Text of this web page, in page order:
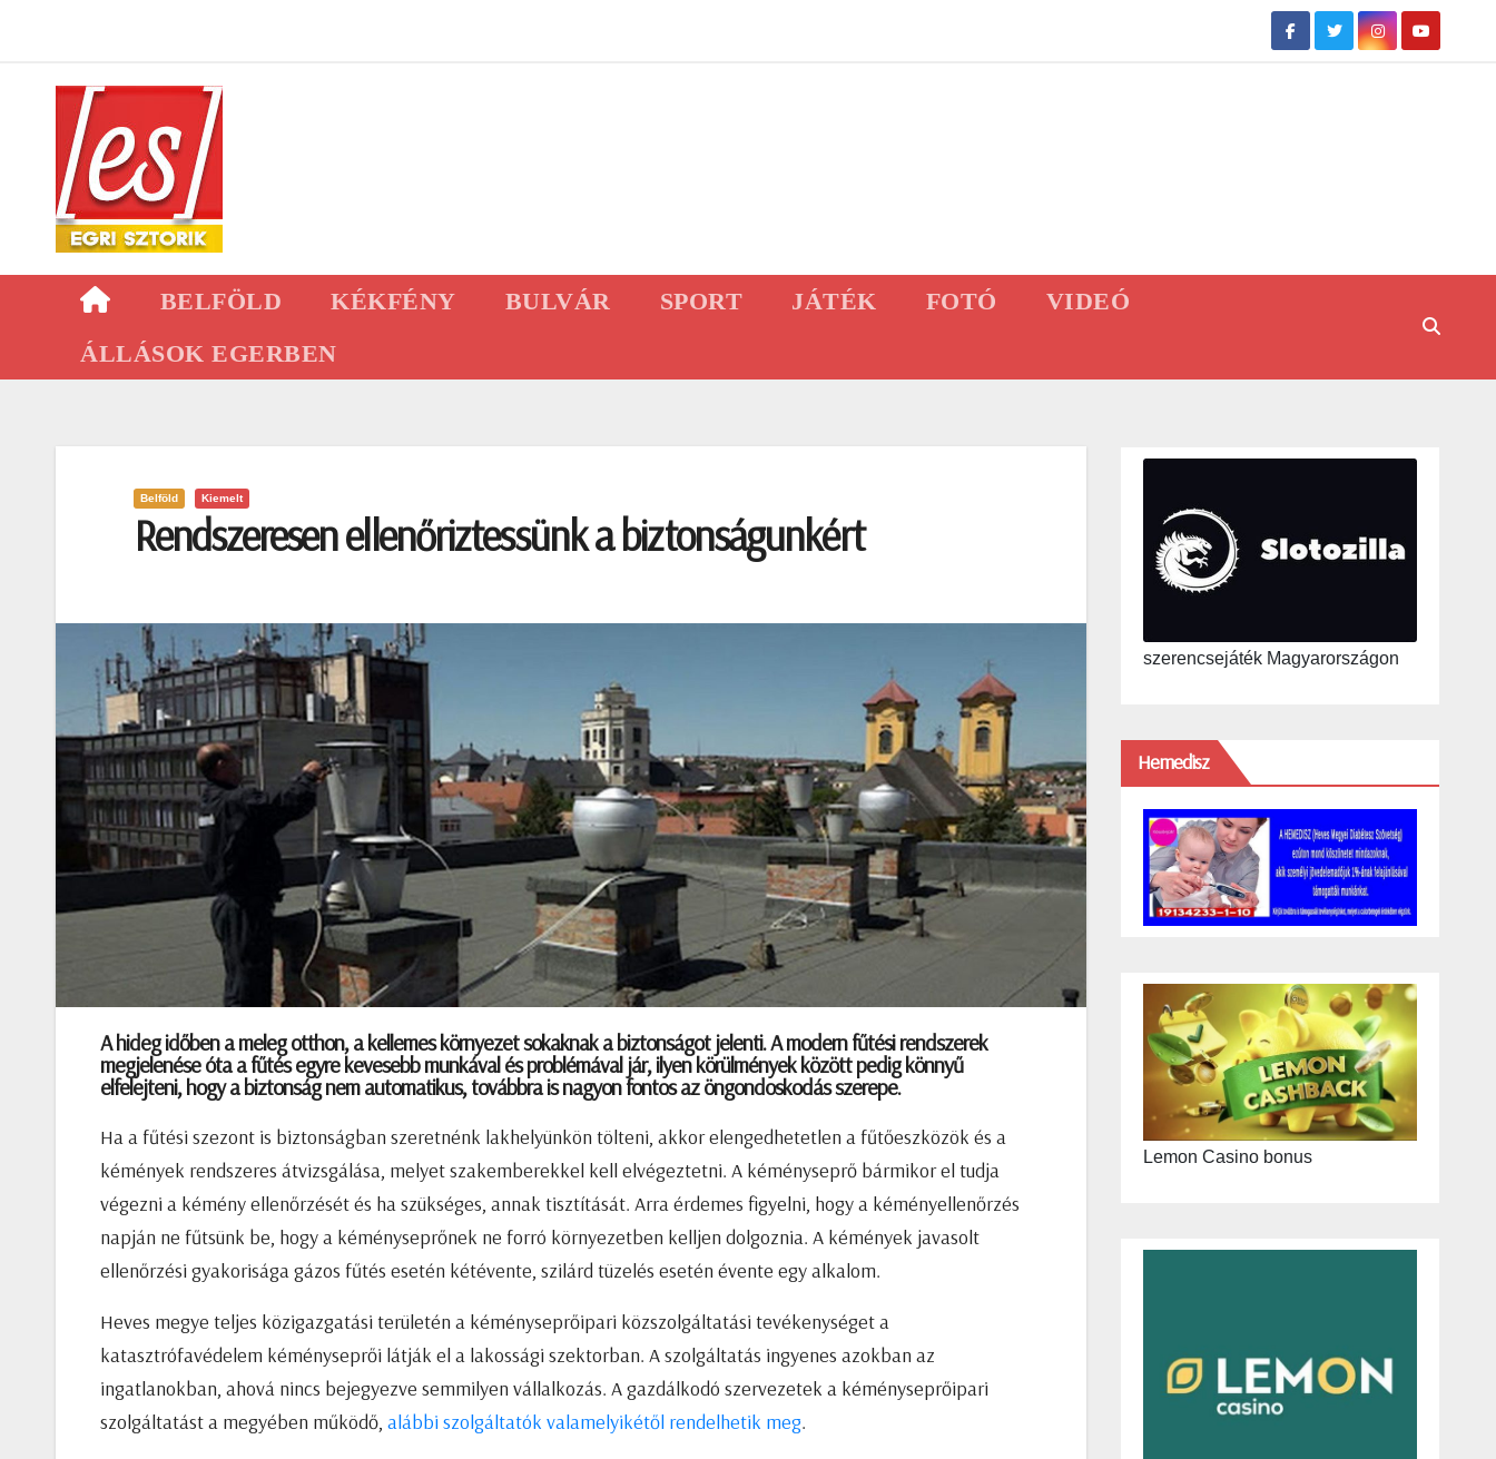
content
BELFÖLD KÉKFÉNY BULVÁR SPORT JÁTÉK FOTÓ
VIDEÓ
ÁLLÁSOK EGERBEN
Belföld Kiemelt
Rendszeresen ellenőriztessünk a biztonságunkért
A hideg időben a meleg otthon, a kellemes környezet sokaknak a biztonságot jelenti. A modern fűtési rendszerek
megjelenése óta a fűtés egyre kevesebb munkával és problémával jár, ilyen körülmények között pedig könnyű
elfelejteni, hogy a biztonság nem automatikus, továbbra is nagyon fontos az öngondoskodás szerepe.
Ha a fűtési szezont is biztonságban szeretnénk lakhelyünkön tölteni, akkor elengedhetetlen a fűtőeszközök és a
kémények rendszeres átvizsgálása, melyet szakemberekkel kell elvégeztetni. A kéményseprő bármikor el tudja
végezni a kémény ellenőrzését és ha szükséges, annak tisztítását. Arra érdemes figyelni, hogy a kéményellenőrzés
napján ne fűtsünk be, hogy a kéményseprőnek ne forró környezetben kelljen dolgoznia. A kémények javasolt
ellenőrzési gyakorisága gázos fűtés esetén kétévente, szilárd tüzelés esetén évente egy alkalom.
Heves megye teljes közigazgatási területén a kéményseprőipari közszolgáltatási tevékenységet a
katasztrófavédelem kéményseprői látják el a lakossági szektorban. A szolgáltatás ingyenes azokban az
ingatlanokban, ahová nincs bejegyezve semmilyen vállalkozás. A gazdálkodó szervezetek a kéményseprőipari
szolgáltatást a megyében működő, alábbi szolgáltatók valamelyikétől rendelhetik meg.
szerencsejáték Magyarországon
Hemedisz
Lemon Casino bonus